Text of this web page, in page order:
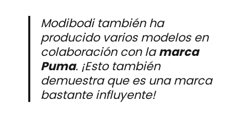
Modibodi también ha
producido varios modelos en
colaboración con lamarca
Puma. ¡Esto también
demuestra que es una marca
bastante influyente!